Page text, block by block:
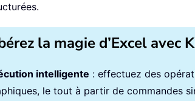
la magie d’Excel avec
intelligente : effectuez des
le tout à partir de commandes